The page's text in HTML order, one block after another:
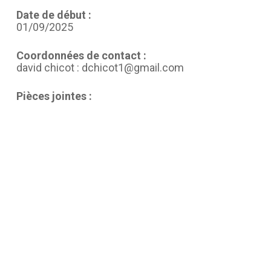
Date de début :
01/09/2025
Coordonnées de contact :
david chicot : dchicot1@gmail.com
Pièces jointes :